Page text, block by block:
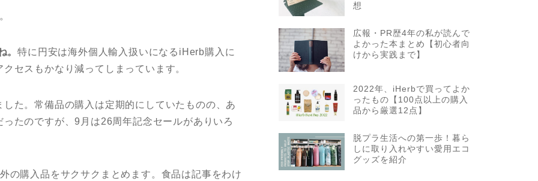
。特に円安は海外個人輸入扱いになるiHerb購入に
セスもかなり減ってしまっています。
た。常備品の購入は定期的にしていたものの、あ
たのですが、9月は26周年記念セールがありいろ
の購入品をサクサクまとめます。食品は記事をわけ
想
広報・PR歴4年の私が読んで
よかった本まとめ【初心者向
けから実践まで】
2022年、iHerbで買ってよか
ったもの【100点以上の購入
品から厳選12点】
脱プラ生活への第一歩！暮ら
しに取り入れやすい愛用エコ
グッズを紹介